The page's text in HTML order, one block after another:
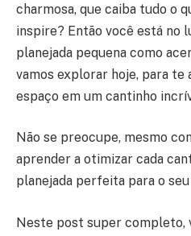
charmosa, que caiba tudo o
inspire? Então você está no
planejada pequena como
vamos explorar hoje, para te
espaço em um cantinho
Não se preocupe, mesmo
aprender a otimizar cada
planejada perfeita para o
Neste post super completo,